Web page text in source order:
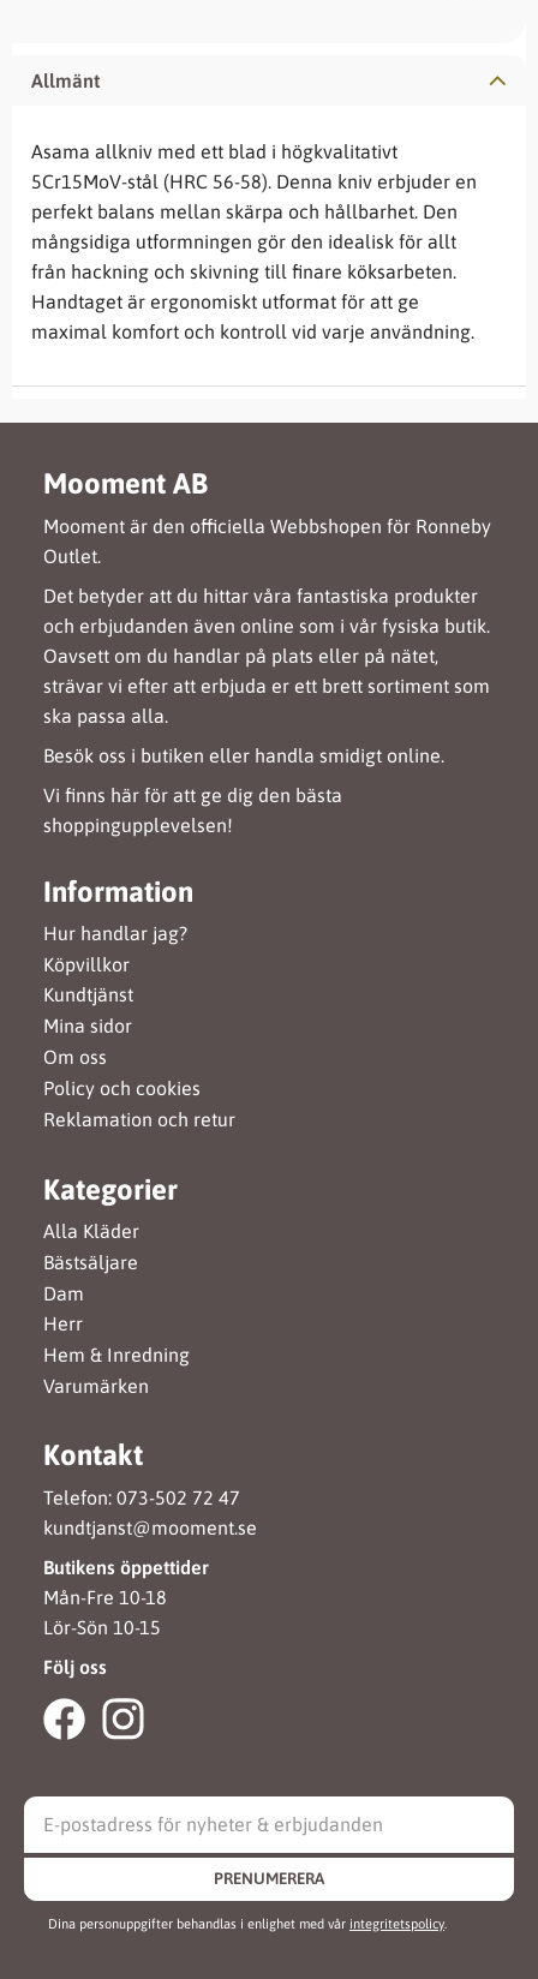
Allmänt
Asama allkniv med ett blad i högkvalitativt
5Cr15MoV-stål (HRC 56-58). Denna kniv erbjuder en
perfekt balans mellan skärpa och hållbarhet. Den
mångsidiga utformningen gör den idealisk för allt
från hackning och skivning till finare köksarbeten.
Handtaget är ergonomiskt utformat för att ge
maximal komfort och kontroll vid varje användning.
Mooment AB
Mooment är den officiella Webbshopen för Ronneby
Outlet.
Det betyder att du hittar våra fantastiska produkter
och erbjudanden även online som i vår fysiska butik.
Oavsett om du handlar på plats eller på nätet,
strävar vi efter att erbjuda er ett brett sortiment som
ska passa alla.
Besök oss i butiken eller handla smidigt online.
Vi finns här för att ge dig den bästa
shoppingupplevelsen!
Information
Hur handlar jag?
Köpvillkor
Kundtjänst
Mina sidor
Om oss
Policy och cookies
Reklamation och retur
Kategorier
Alla Kläder
Bästsäljare
Dam
Herr
Hem & Inredning
Varumärken
Kontakt
Telefon: 073-502 72 47
kundtjanst@mooment.se
Butikens öppettider
Mån-Fre 10-18
Lör-Sön 10-15
Följ oss
PRENUMERERA
Dina personuppgifter behandlas i enlighet med vår integritetspolicy